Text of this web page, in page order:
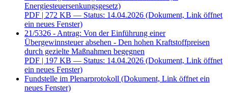
Energiesteuersenkungsgesetz)
PDF | 272 KB — Status: 14.04.2026 (Dokument, Link öffnet
ein neues Fenster)
21/5326 - Antrag: Von der Einführung einer
Übergewinnsteuer absehen - Den hohen Kraftstoffpreisen
durch gezielte Maßnahmen begegnen
PDF | 197 KB — Status: 14.04.2026 (Dokument, Link öffnet
ein neues Fenster)
Fundstelle im Plenarprotokoll (Dokument, Link öffnet ein
neues Fenster)